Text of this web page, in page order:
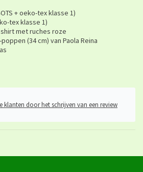
+ oeko-tex klasse 1)
tex klasse 1)
met ruches roze
(34 cm) van Paola Reina
klanten door het schrijven van een review